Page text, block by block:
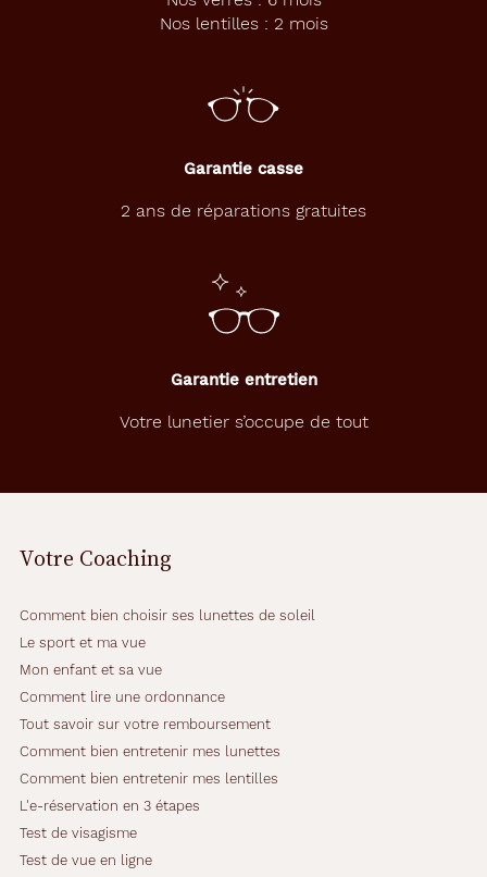
Nos lentilles : 2 mois
Garantie casse
2 ans de réparations gratuites
Garantie entretien
Votre lunetier s’occupe de tout
Votre Coaching
Comment bien choisir ses lunettes de soleil
Le sport et ma vue
Mon enfant et sa vue
Comment lire une ordonnance
Tout savoir sur votre remboursement
Comment bien entretenir mes lunettes
Comment bien entretenir mes lentilles
L'e-réservation en 3 étapes
Test de visagisme
Test de vue en ligne